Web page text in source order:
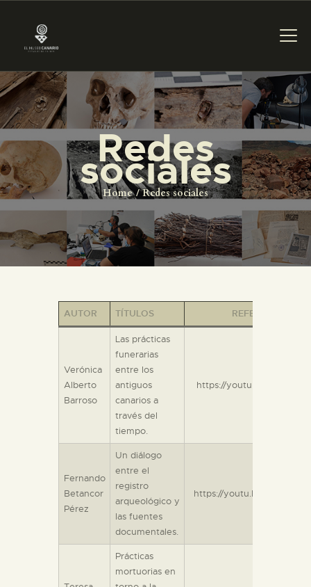
Redes
sociales
Home Redes sociales
PREPARAR LA VISITA
ACTIVIDADES
█
EL MUSEO
DIDÁCTICA
ESPAÑOL
PREPARAR LA VISITA
ACTIVIDADES
█
EL MUSEO
COLECCIONES
AUTOR TÍTULOS REFERENCIA
Verónica
Alberto
Barroso
Las prácticas
funerarias
entre los
antiguos
canarios a
través del
tiempo.
https://youtu.be/
Fernando
Betancor
Pérez
Un diálogo
entre el
registro
arqueológico y
las fuentes
documentales.
https://youtu.be/oB8g2-
Prácticas
mortuorias en